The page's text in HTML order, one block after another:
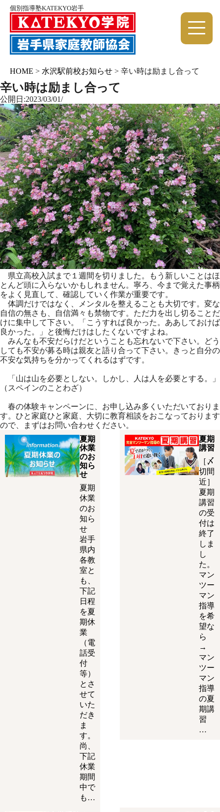
個別指導塾KATEKYO岩手
HOME > 水沢駅前校お知らせ > 辛い時は励まし合って
辛い時は励まし合って
公開日:2023/03/01/
県立高校入試まで１週間を切りました。もう新しいことはほ
とんど頭に入らないかもしれません。寧ろ、今まで覚えた事柄
をよく見直して、確認していく作業が重要です。
体調だけではなく、メンタルを整えることも大切です。変な
自信の無さも、自信満々も禁物です。ただ力を出し切ることだ
けに集中して下さい。「こうすれば良かった。ああしておけば
良かった。」と後悔だけはしたくないですよね。
みんなも不安だらけだということも忘れないで下さい。どう
しても不安が募る時は親友と語り合って下さい。きっと自分の
不安な気持ちを分かってくれるはずです。
「山は山を必要としない。しかし、人は人を必要とする。」
（スペインのことわざ）
春の体験キャンペーンに、お申し込み多くいただいておりま
す。ひと家庭ひと家庭、大切に教育相談をおこなっております
ので、まずはお問い合わせください。
夏期
休業
のお
知ら
せ
夏期
休業
のお
知ら
せ
岩手
県内
各教
室と
も、
下記
日程
を夏
期休
業
（電
話受
付
等）
とさ
せて
いた
だき
ま
す。
尚、
下記
休業
期間
中で
も…
夏期
講習
［〆
切間
近］
夏期
講習
の受
付は
終了
しま
し
た。
マン
ツー
マン
指導
を希
望な
ら
→
マン
ツー
マン
指導
の夏
期講
習
…